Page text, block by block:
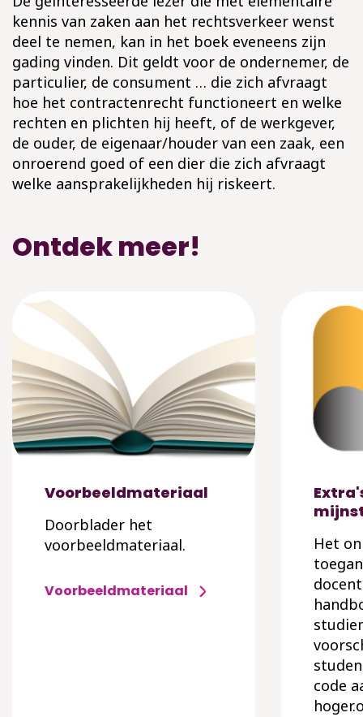
kennis van zaken aan het rechtsverkeer wenst
deel te nemen, kan in het boek eveneens zijn
gading vinden. Dit geldt voor de ondernemer, de
particulier, de consument … die zich afvraagt
hoe het contractenrecht functioneert en welke
rechten en plichten hij heeft, of de werkgever,
de ouder, de eigenaar/houder van een zaak, een
onroerend goed of een dier die zich afvraagt
welke aansprakelijkheden hij riskeert.
Ontdek meer!
Voorbeeldmateriaal
Doorblader het
voorbeeldmateriaal.
Voorbeeldmateriaal
Het
code